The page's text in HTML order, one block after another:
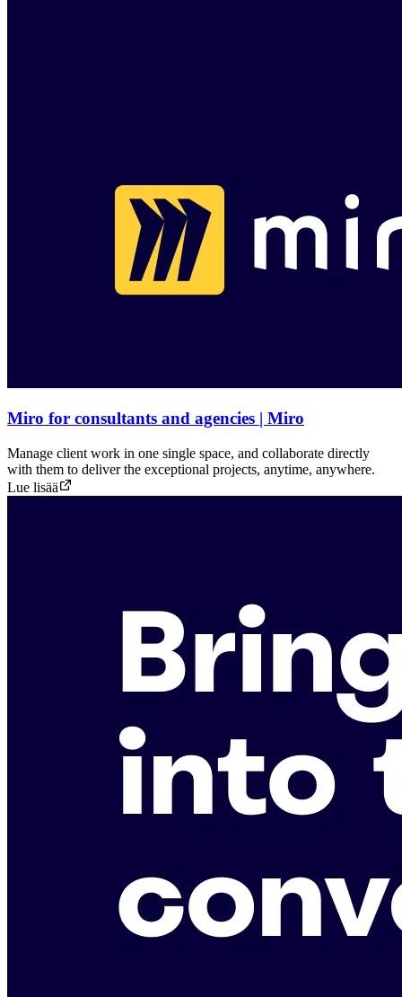
Miro for consultants and agencies | Miro
Manage client work in one single space, and collaborate directly
with them to deliver the exceptional projects, anytime, anywhere.
Lue lisää